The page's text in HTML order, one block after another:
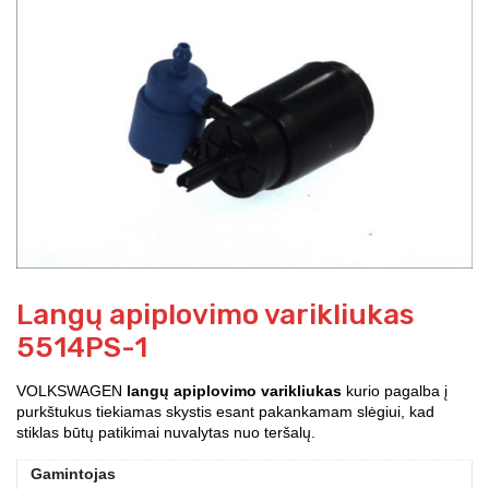
Langų apiplovimo varikliukas
5514PS-1
VOLKSWAGEN langų apiplovimo varikliukas kurio pagalba į
purkštukus tiekiamas skystis esant pakankamam slėgiui, kad
stiklas būtų patikimai nuvalytas nuo teršalų.
Gamintojas